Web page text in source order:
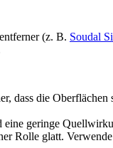
(z. B. Soudal
dass die
geringe
Rolle glatt.